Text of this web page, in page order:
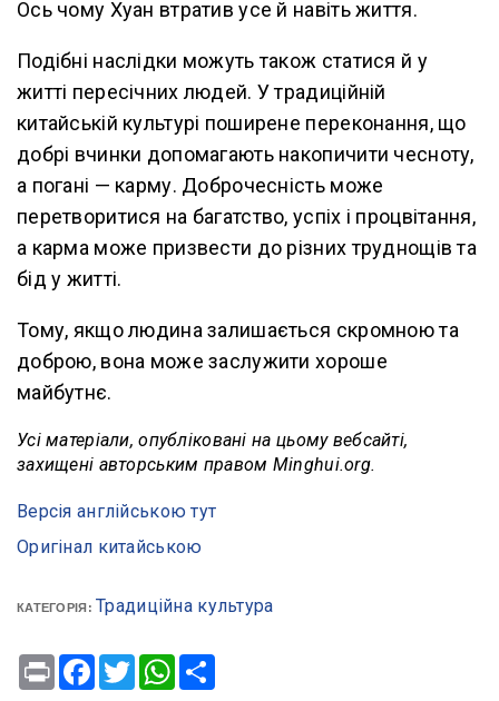
Ось чому Хуан втратив усе й навіть життя.
Подібні наслідки можуть також статися й у
житті пересічних людей. У традиційній
китайській культурі поширене переконання, що
добрі вчинки допомагають накопичити чесноту,
а погані — карму. Доброчесність може
перетворитися на багатство, успіх і процвітання,
а карма може призвести до різних труднощів та
бід у житті.
Тому, якщо людина залишається скромною та
доброю, вона може заслужити хороше
майбутнє.
Усі матеріали, опубліковані на цьому вебсайті,
захищені авторським правом Minghui.org.
Версія англійською тут
Оригінал китайською
КАТЕГОРІЯ: Традиційна культура
Print Facebook
TwitterWhatsApp